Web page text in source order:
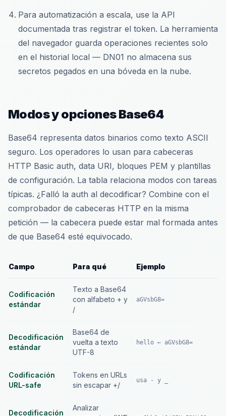
Para automatización a escala, use la API
documentada tras registrar el token. La herramienta
del navegador guarda operaciones recientes solo
en el historial local — DN01 no almacena sus
secretos pegados en una bóveda en la nube.
Modos y opciones Base64
Base64 representa datos binarios como texto ASCII
seguro. Los operadores lo usan para cabeceras
HTTP Basic auth, data URI, bloques PEM y plantillas
de configuración. La tabla relaciona modos con tareas
típicas. ¿Falló la auth al decodificar? Combine con el
comprobador de cabeceras HTTP en la misma
petición — la cabecera puede estar mal formada antes
de que Base64 esté equivocado.
Campo Para qué Ejemplo
Codificación
estándar
Texto a Base64
con alfabeto + y
/
aGVsbG8=
Decodificación
estándar
Base64 de
vuelta a texto
UTF-8
hello ← aGVsbG8=
Codificación
URL-safe
Tokens en URLs
sin escapar +/
usa - y _
Decodificación
Analizar